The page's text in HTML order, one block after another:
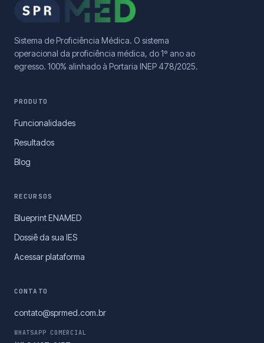
Sistema de Proficiência Médica. O sistema
operacional da proficiência médica, do 1º ano ao
egresso. 100% alinhado à Portaria INEP 478/2025.
PRODUTO
Funcionalidades
Resultados
Blog
RECURSOS
Blueprint ENAMED
Dossiê da sua IES
Acessar plataforma
CONTATO
contato@sprmed.com.br
WHATSAPP COMERCIAL